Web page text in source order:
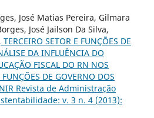
José Matias Pereira, Gilmara
José Jailson Da Silva,
SETOR E FUNÇÕES DE
DA INFLUÊNCIA DO
FISCAL DO RN NOS
DE GOVERNO DOS
Revista de Administração
v. 3 n. 4 (2013):